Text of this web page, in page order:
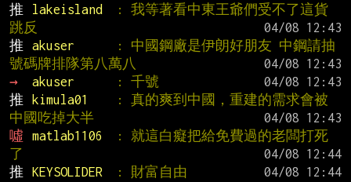
推
lakeisland
: 我等著看中東王爺們受不了這貨
跳反
推
akuser
: 中國鋼廠是伊朗好朋友 中鋼請抽
號碼牌排隊第八萬八
→
akuser : 千號
推
kimula01
: 真的爽到中國，重建的需求會被
中國吃掉大半
噓
matlab1106
: 就這白癡把給免費過的老闆打死
了
推
KEYSOLIDER : 財富自由